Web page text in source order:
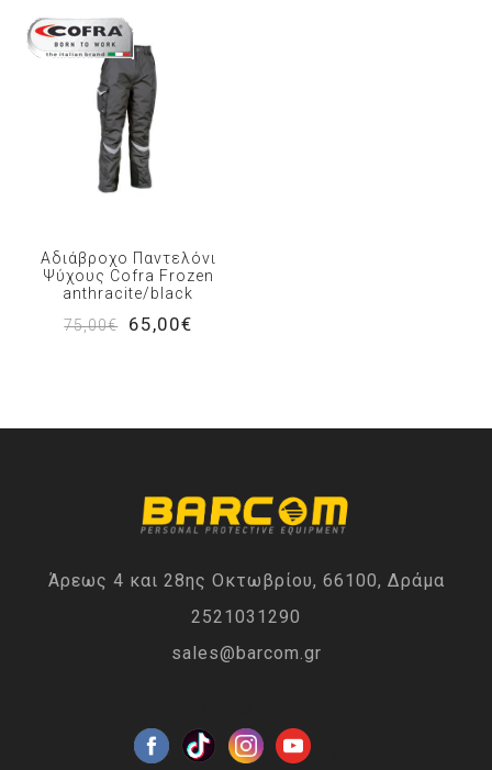
Αδιάβροχο Παντελόνι
Ψύχους Cofra Frozen
anthracite/black
75,00€
65,00€
Άρεως 4 και 28ης Οκτωβρίου, 66100, Δράμα
2521031290
sales@barcom.gr